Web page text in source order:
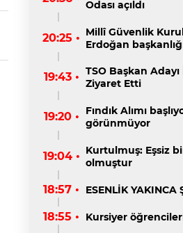
Odası açıldı
20:25 • Millî Güvenlik
Erdoğan
19:43 • TSO Başkan Adayı
Ziyaret Etti
19:20 •
Fındık Alımı
görünmüyor
19:04 • Kurtulmuş: Eşsiz
olmuştur
18:57 • ESENLİK YAKINCA
18:55 • Kursiyer